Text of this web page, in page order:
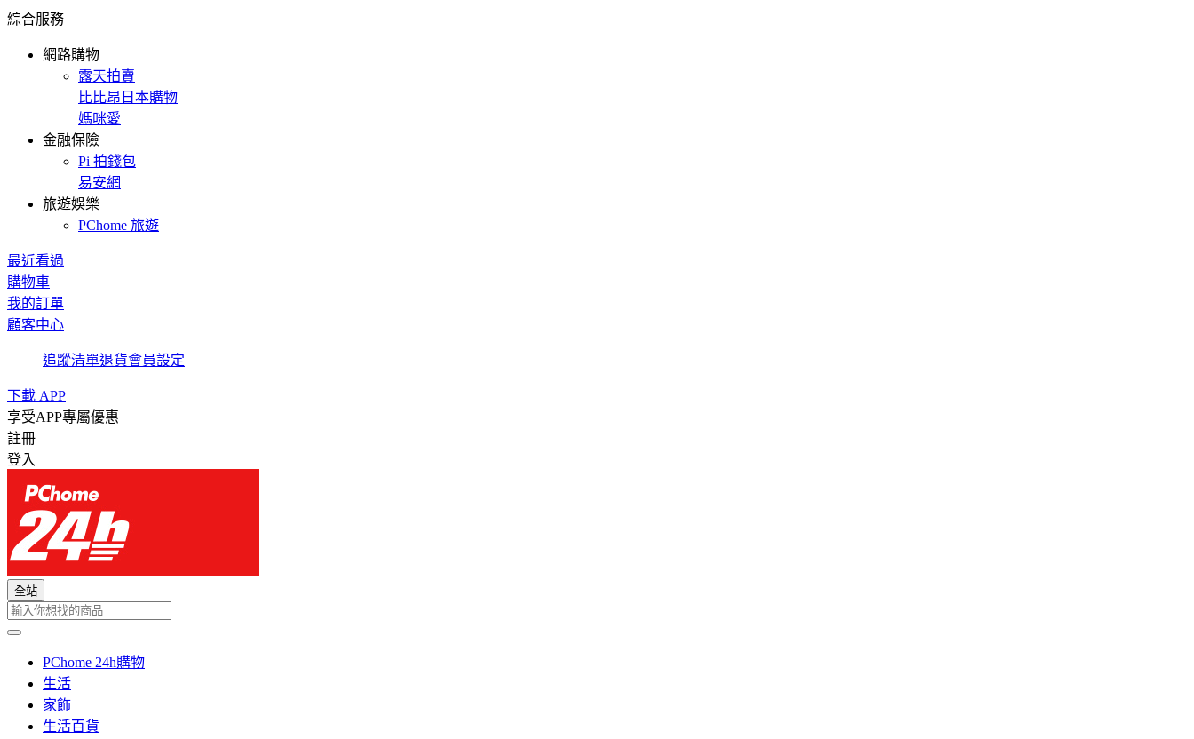
綜合服務
網路購物
露天拍賣
比比昂日本購物
媽咪愛
金融保險
Pi 拍錢包
易安網
旅遊娛樂
PChome 旅遊
最近看過
購物車
我的訂單
顧客中心
追蹤清單退貨會員設定
下載 APP
享受APP專屬優惠
註冊
登入
全站
PChome 24h購物
生活
家飾
生活百貨